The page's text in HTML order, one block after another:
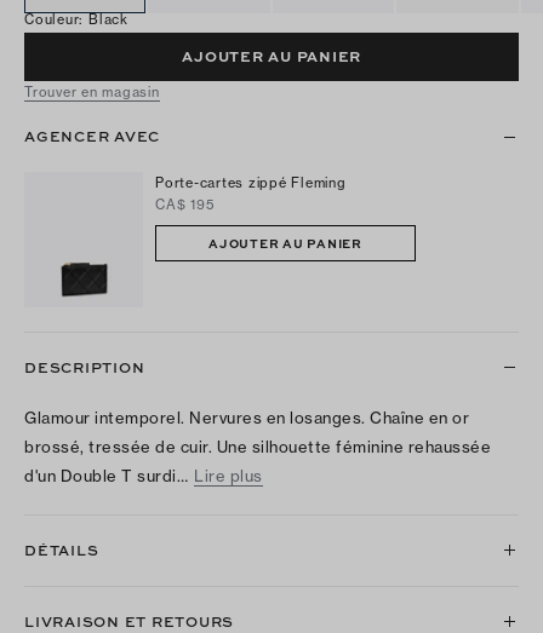
Couleur: Black
AJOUTER AU PANIER
Trouver en magasin
AGENCER AVEC
Porte-cartes zippé Fleming
CA$ 195
AJOUTER AU PANIER
DESCRIPTION
Glamour intemporel. Nervures en losanges. Chaîne en or
brossé, tressée de cuir. Une silhouette féminine rehaussée
d'un Double T surdi… Lire plus
DÉTAILS
LIVRAISON ET RETOURS